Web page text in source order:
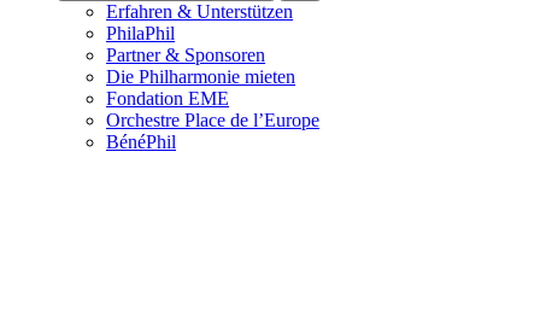
Erfahren & Unterstützen
PhilaPhil
Partner & Sponsoren
Die Philharmonie mieten
Fondation EME
Orchestre Place de l’Europe
BénéPhil